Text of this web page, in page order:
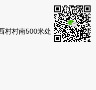
村村南500米处